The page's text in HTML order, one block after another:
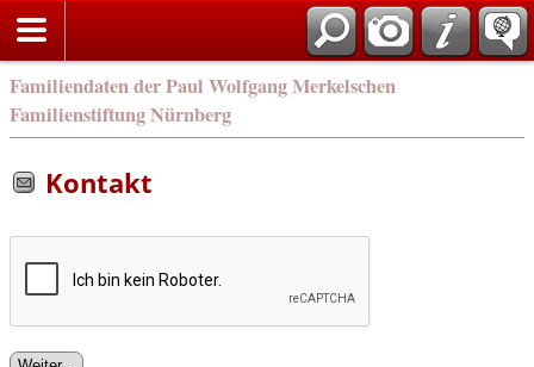
Familiendaten der Paul Wolfgang Merkelschen
Familienstiftung Nürnberg
Kontakt